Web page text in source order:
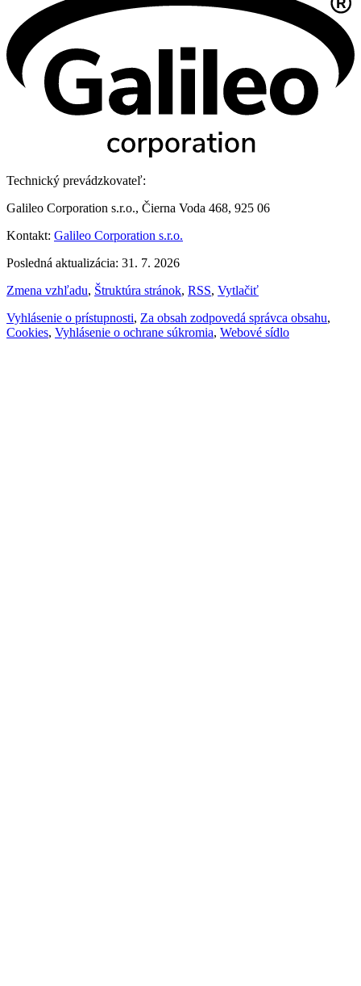
Technický prevádzkovateľ:
Galileo Corporation s.r.o., Čierna Voda 468, 925 06
Kontakt: Galileo Corporation s.r.o.
Posledná aktualizácia: 31. 7. 2026
Zmena vzhľadu, Štruktúra stránok, RSS, Vytlačiť
Vyhlásenie o prístupnosti, Za obsah zodpovedá správca obsahu,
Cookies, Vyhlásenie o ochrane súkromia, Webové sídlo